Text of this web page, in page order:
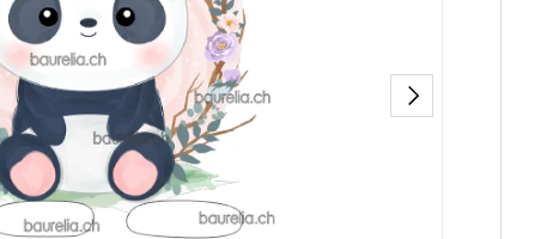
Nächste